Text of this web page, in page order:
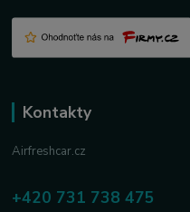
Kontakty
Airfreshcar.cz
+420 731 738 475